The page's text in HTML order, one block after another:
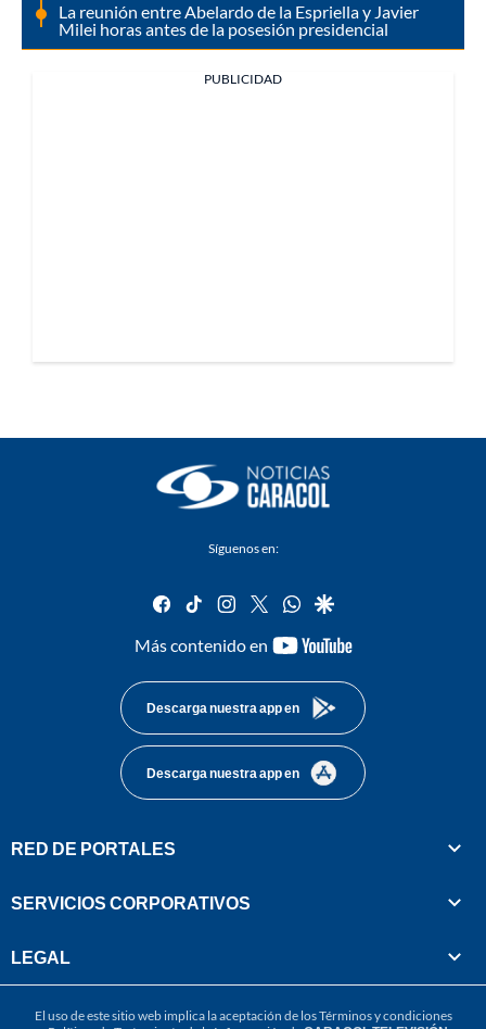
La reunión entre Abelardo de la Espriella y Javier
Milei horas antes de la posesión presidencial
PUBLICIDAD
Síguenos en:
facebook
tiktok instagram
twitterwhatsapp
google
Más contenido en
youtube-
Descarga nuestra app en
Descarga nuestra app en
RED DE PORTALES
SERVICIOS CORPORATIVOS
LEGAL
El uso de este sitio web implica la aceptación de losTérminos y condiciones